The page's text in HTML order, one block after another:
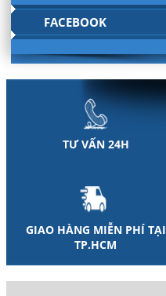
FACEBOOK
TƯ VẤN 24H
GIAO HÀNG MIỄN PHÍ TẠI
TP.HCM